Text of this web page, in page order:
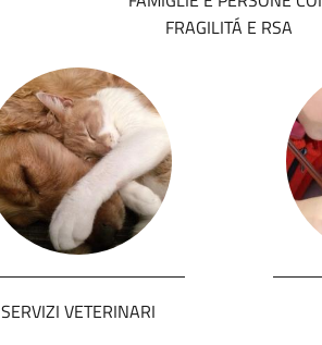
FRAGILITÁ E RSA
SERVIZI VETERINARI